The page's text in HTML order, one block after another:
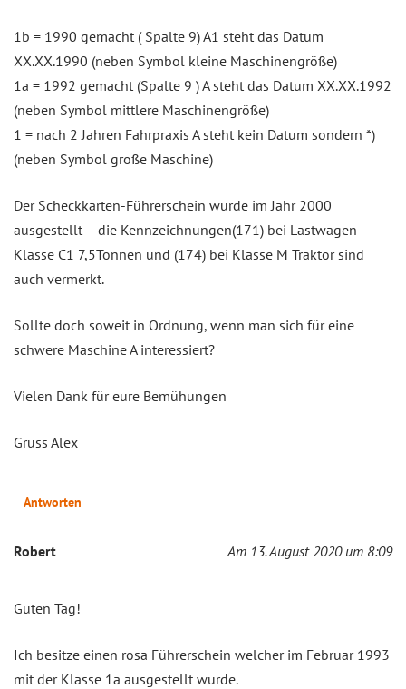
1b = 1990 gemacht ( Spalte 9) A1 steht das Datum
XX.XX.1990 (neben Symbol kleine Maschinengröße)
1a = 1992 gemacht (Spalte 9 ) A steht das Datum XX.XX.1992
(neben Symbol mittlere Maschinengröße)
1 = nach 2 Jahren Fahrpraxis A steht kein Datum sondern *)
(neben Symbol große Maschine)
Der Scheckkarten-Führerschein wurde im Jahr 2000
ausgestellt – die Kennzeichnungen(171) bei Lastwagen
Klasse C1 7,5Tonnen und (174) bei Klasse M Traktor sind
auch vermerkt.
Sollte doch soweit in Ordnung, wenn man sich für eine
schwere Maschine A interessiert?
Vielen Dank für eure Bemühungen
Gruss Alex
Antworten
Robert Am 13. August 2020 um 8:09
Guten Tag!
Ich besitze einen rosa Führerschein welcher im Februar 1993
mit der Klasse 1a ausgestellt wurde.